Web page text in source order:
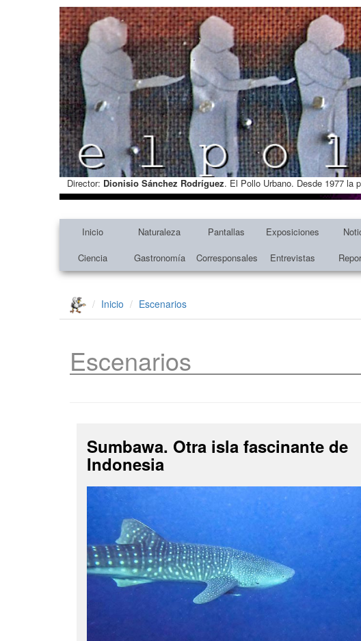
Director: Dionisio Sánchez Rodríguez. El Pollo Urbano. Desde 1977 la
Inicio Naturaleza Pantallas Exposiciones
Ciencia
Gastronomía Corresponsales Entrevistas
Inicio Escenarios
Escenarios
Sumbawa. Otra isla fascinante de
Indonesia